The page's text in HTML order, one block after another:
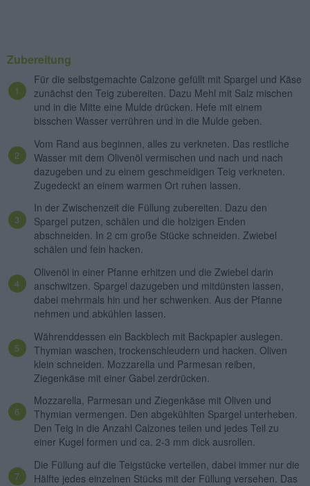
Zubereitung
Für die selbstgemachte Calzone gefüllt mit Spargel und Käse
zunächst den Teig zubereiten. Dazu Mehl mit Salz mischen
und in die Mitte eine Mulde drücken. Hefe mit einem
bisschen Wasser verrühren und in die Mulde geben.
Vom Rand aus beginnen, alles zu verkneten. Das restliche
Wasser mit dem Olivenöl vermischen und nach und nach
dazugeben und zu einem geschmeidigen Teig verkneten.
Zugedeckt an einem warmen Ort ruhen lassen.
In der Zwischenzeit die Füllung zubereiten. Dazu den
Spargel putzen, schälen und die holzigen Enden
abschneiden. In 2 cm große Stücke schneiden. Zwiebel
schälen und fein hacken.
Olivenöl in einer Pfanne erhitzen und die Zwiebel darin
anschwitzen. Spargel dazugeben und mitdünsten lassen,
dabei mehrmals hin und her schwenken. Aus der Pfanne
nehmen und abkühlen lassen.
Währenddessen ein Backblech mit Backpapier auslegen.
Thymian waschen, trockenschleudern und hacken. Oliven
klein schneiden. Mozzarella und Parmesan reiben,
Ziegenkäse mit einer Gabel zerdrücken.
Mozzarella, Parmesan und Ziegenkäse mit Oliven und
Thymian vermengen. Den abgekühlten Spargel unterheben.
Den Teig in die Anzahl Calzones teilen und jedes Teil zu
einer Kugel formen und ca. 2-3 mm dick ausrollen.
Die Füllung auf die Teigstücke verteilen, dabei immer nur die
Hälfte jedes einzelnen Stücks mit der Füllung versehen. Das